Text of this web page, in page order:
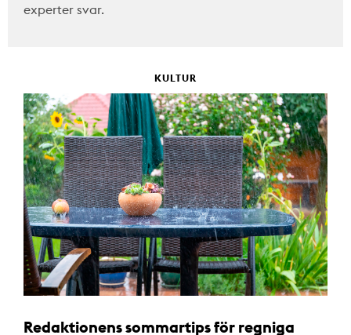
experter svar.
KULTUR
Redaktionens sommartips för regniga